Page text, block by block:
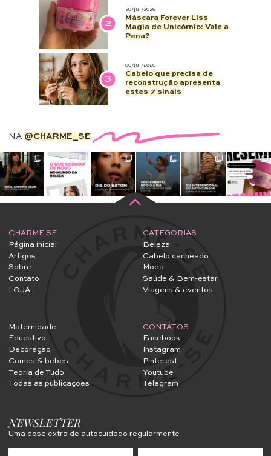
2
20/jul/2026
Máscara Forever Liss
Magia de Unicórnio: Vale a
Pena?
3
06/jul/2026
Cabelo que precisa de
reconstrução apresenta
estes 7 sinais
NA @CHARME_SE
CHARME-SE
Página inicial
Artigos
Sobre
Contato
LOJA
CATEGORIAS
Beleza
Cabelo cacheado
Moda
Saúde & Bem-estar
Viagens & eventos
Maternidade
Educativo
Decoração
Comes & bebes
Teoria de Tudo
Todas as publicações
CONTATOS
Facebook
Instagram
Pinterest
Youtube
Telegram
NEWSLETTER
Uma dose extra de autocuidado regularmente